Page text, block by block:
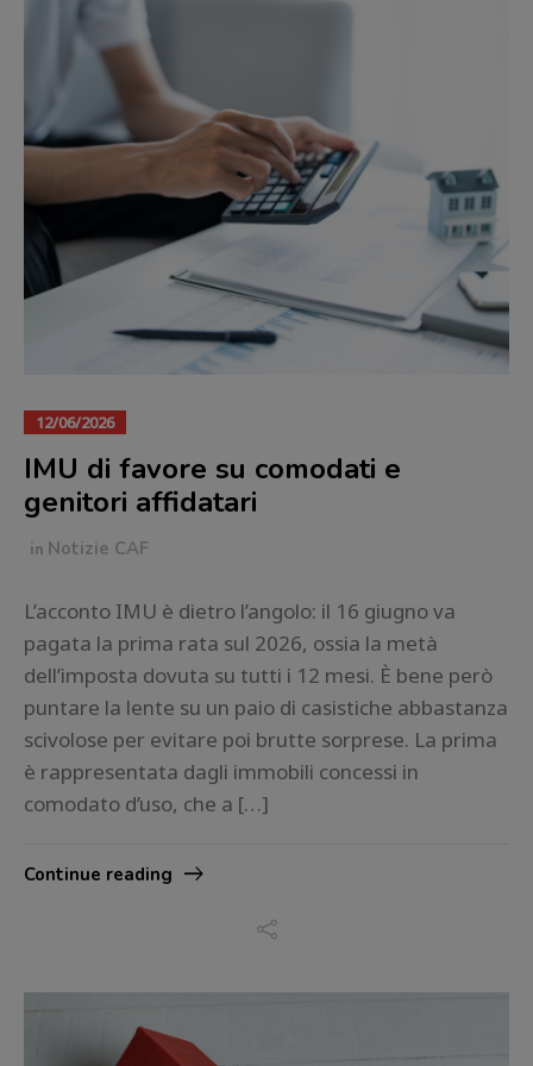
12/06/2026
IMU di favore su comodati e
genitori affidatari
in Notizie CAF
L’acconto IMU è dietro l’angolo: il 16 giugno va
pagata la prima rata sul 2026, ossia la metà
dell’imposta dovuta su tutti i 12 mesi. È bene però
puntare la lente su un paio di casistiche abbastanza
scivolose per evitare poi brutte sorprese. La prima
è rappresentata dagli immobili concessi in
comodato d’uso, che a […]
Continue reading